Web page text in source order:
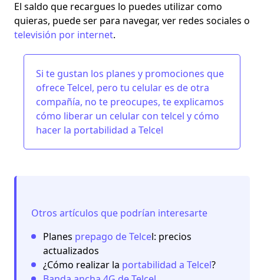
El saldo que recargues lo puedes utilizar como
quieras, puede ser para navegar, ver redes sociales o
televisión por internet.
Si te gustan los planes y promociones que
ofrece Telcel, pero tu celular es de otra
compañía, no te preocupes, te explicamos
cómo liberar un celular con telcel y cómo
hacer la portabilidad a Telcel
Otros artículos que podrían interesarte
Planes prepago de Telcel: precios
actualizados
¿Cómo realizar la portabilidad a Telcel?